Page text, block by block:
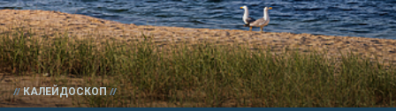
КАЛЕЙДОСКОП